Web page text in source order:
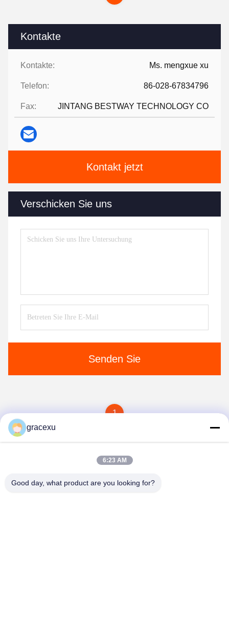
Kontakte
Kontakte: Ms. mengxue xu
Telefon: 86-028-67834796
Fax: JINTANG BESTWAY TECHNOLOGY CO
Kontakt jetzt
Verschicken Sie uns
Senden Sie
1
gracexu
6:23 AM
Good day, what product are you looking for?